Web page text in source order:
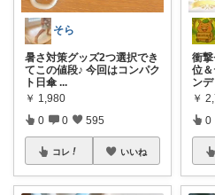
そら
暑さ対策グッズ2つ選択でき
てこの値段♪ 今回はコンパク
ト日傘 ...
￥ 1,980
0 0 595
コレ いいね
衝
位
ンデ
￥
0